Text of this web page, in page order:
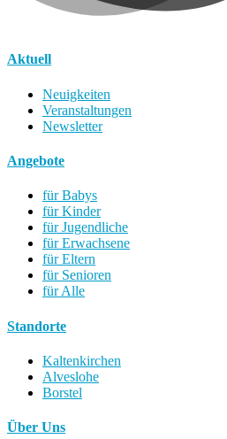
Aktuell
Neuigkeiten
Veranstaltungen
Newsletter
Angebote
für Babys
für Kinder
für Jugendliche
für Erwachsene
für Eltern
für Senioren
für Alle
Standorte
Kaltenkirchen
Alveslohe
Borstel
Über Uns